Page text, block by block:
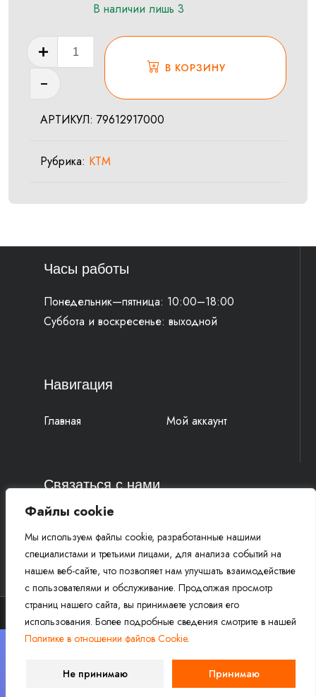
Файлы cookie
Мы используем файлы cookie, разработанные нашими
специалистами и третьими лицами, для анализа событий на
нашем веб-сайте, что позволяет нам улучшать взаимодействие
с пользователями и обслуживание. Продолжая просмотр
страниц нашего сайта, вы принимаете условия его
использования. Более подробные сведения смотрите в нашей
Политике в отношении файлов Cookie.
Не принимаю Принимаю
В наличии лишь 3
Количество
товара
Ремень
такелажный
стяжной
трещёткой
В КОРЗИНУ
АРТИКУЛ: 79612917000
Рубрика: KTM
Часы работы
Понедельник—пятница: 10:00–18:00
Суббота и воскресенье: выходной
Навигация
Главная Мой аккаунт
Связаться с нами
4k-parts@mail.ru
+7 (977) 777 91 19 Василий
+7 (961) 815 52 58 Михаил
Copyright © 2026 Магазин запчастей для эндуро
Внимание! Для не оплаченных заказов резерв товаров
сохраняется в течение 1 часа после оформления заказа.